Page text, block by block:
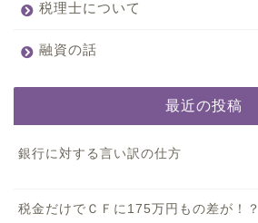
税理士について
融資の話
最近の投稿
銀行に対する言い訳の仕方
税金だけでＣＦに175万円もの差が！？